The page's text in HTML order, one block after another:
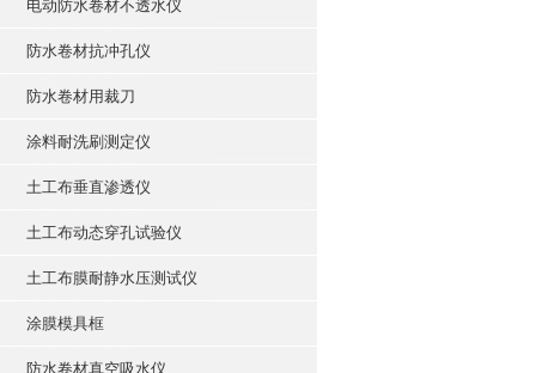
电动防水卷材不透水仪
防水卷材抗冲孔仪
防水卷材用裁刀
涂料耐洗刷测定仪
土工布垂直渗透仪
土工布动态穿孔试验仪
土工布膜耐静水压测试仪
涂膜模具框
防水卷材真空吸水仪